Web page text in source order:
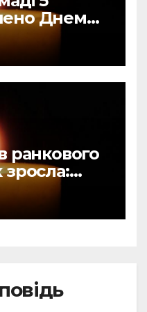
Днем
від
ранкового